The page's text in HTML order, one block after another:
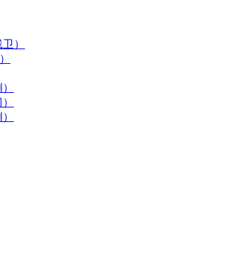
）